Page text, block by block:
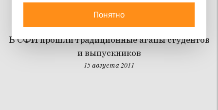
рождает добрые плоды
В СФИ прошли традиционные агапы студентов
и выпускников
15 августа 2011
Понятно